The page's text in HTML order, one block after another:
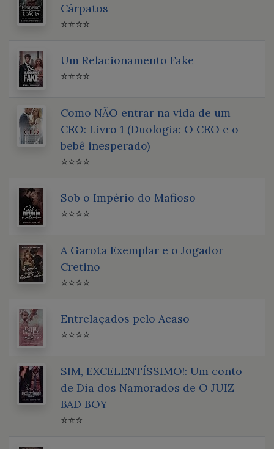
Cárpatos
⭐⭐⭐⭐
Um Relacionamento Fake
⭐⭐⭐⭐
Como NÃO entrar na vida de um
CEO: Livro 1 (Duologia: O CEO e o
bebê inesperado)
⭐⭐⭐⭐
Sob o Império do Mafioso
⭐⭐⭐⭐
A Garota Exemplar e o Jogador
Cretino
⭐⭐⭐⭐
Entrelaçados pelo Acaso
⭐⭐⭐⭐
SIM, EXCELENTÍSSIMO!: Um conto
de Dia dos Namorados de O JUIZ
BAD BOY
⭐⭐⭐